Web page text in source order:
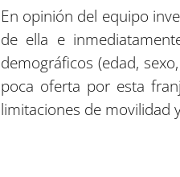
En opinión del equipo
de ella e
demográficos (edad,
poca oferta por esta
limitaciones de movilidad